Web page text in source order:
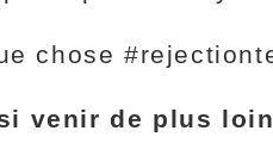
chose
venir de plus